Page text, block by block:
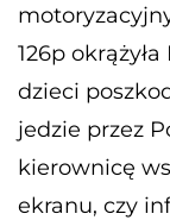
126p
dzieci
jedzie przez
kierownicę
ekranu, czy